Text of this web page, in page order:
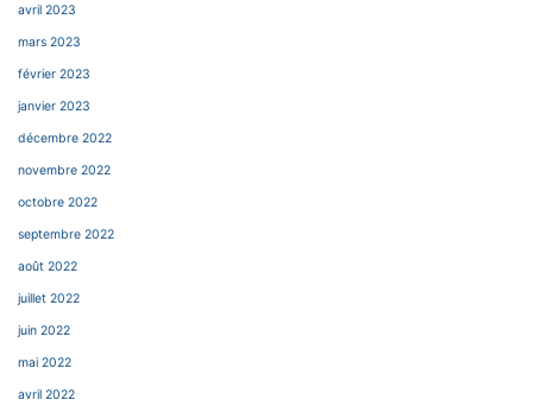
avril 2023
mars 2023
février 2023
janvier 2023
décembre 2022
novembre 2022
octobre 2022
septembre 2022
août 2022
juillet 2022
juin 2022
mai 2022
avril 2022